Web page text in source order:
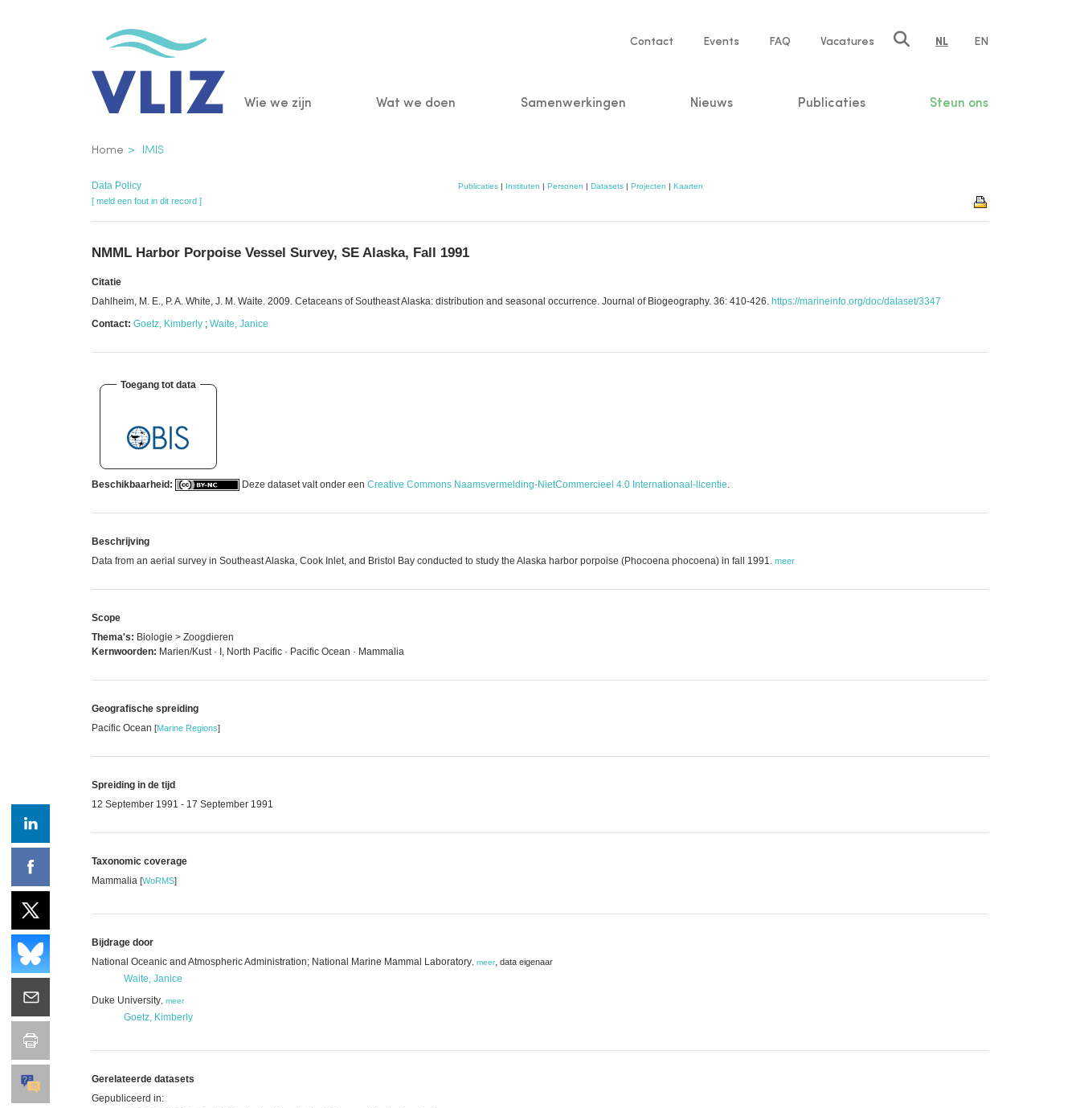
Service
Contact Events FAQ Vacatures NL EN
Main
Wie we zijn Wat we doen Samenwerkingen Nieuws Publicaties Steun ons
Kruimelpad
Home IMIS
Data Policy Publicaties| Instituten | Personen | Datasets| Projecten | Kaarten
[ meld een fout in dit record ]
NMML Harbor Porpoise Vessel Survey, SE Alaska, Fall 1991
Citatie
Dahlheim, M. E., P. A. White, J. M. Waite. 2009. Cetaceans of Southeast Alaska: distribution and seasonal occurrence. Journal of Biogeography. 36: 410-426. https://marineinfo.org/doc/dataset/3347
Contact: Goetz, Kimberly ; Waite, Janice
Toegang tot data
Beschikbaarheid: Deze dataset valt onder een Creative Commons Naamsvermelding-NietCommercieel 4.0 Internationaal-licentie.
Beschrijving
Data from an aerial survey in Southeast Alaska, Cook Inlet, and Bristol Bay conducted to study the Alaska harbor porpoise (Phocoena phocoena) in fall 1991. meer
Scope
Thema's: Biologie > Zoogdieren
Kernwoorden: Marien/Kust · I, North Pacific · Pacific Ocean · Mammalia
Geografische spreiding
Pacific Ocean [Marine Regions]
Spreiding in de tijd
12 September 1991 - 17 September 1991
Taxonomic coverage
Mammalia [WoRMS]
Bijdrage door
National Oceanic and Atmospheric Administration; National Marine Mammal Laboratory meer, data eigenaar
Waite, Janice
Duke University meer
Goetz, Kimberly
Gerelateerde datasets
Gepubliceerd in: